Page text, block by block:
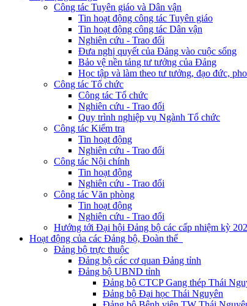
Công tác Tuyên giáo và Dân vận
Tin hoạt động công tác Tuyên giáo
Tin hoạt động công tác Dân vận
Nghiên cứu - Trao đổi
Đưa nghị quyết của Đảng vào cuộc sống
Bảo vệ nền tảng tư tưởng của Đảng
Học tập và làm theo tư tưởng, đạo đức,
Công tác Tổ chức
Công tác Tổ chức
Nghiên cứu - Trao đổi
Quy trình nghiệp vụ Ngành Tổ chức
Công tác Kiểm tra
Tin hoạt động
Nghiên cứu - Trao đổi
Công tác Nội chính
Tin hoạt động
Nghiên cứu - Trao đổi
Công tác Văn phòng
Tin hoạt động
Nghiên cứu - Trao đổi
Hướng tới Đại hội Đảng bộ các cấp nhiệm kỳ
Hoạt động của các Đảng bộ, Đoàn thể
Đảng bộ trực thuộc
Đảng bộ các cơ quan Đảng tỉnh
Đảng bộ UBND tỉnh
Đảng bộ CTCP Gang thép Thái
Đảng bộ Đại học Thái Nguyên